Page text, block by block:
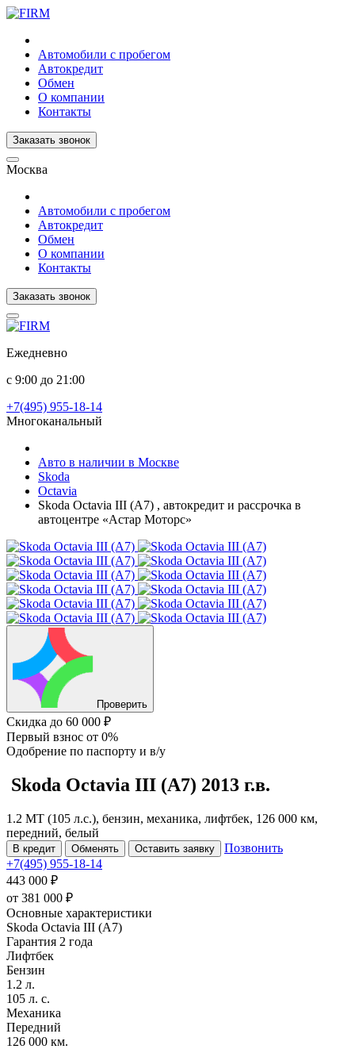
Автомобили с пробегом
Автокредит
Обмен
О компании
Контакты
Заказать звонок
Москва
Автомобили с пробегом
Автокредит
Обмен
О компании
Контакты
Заказать звонок
Ежедневно
с 9:00 до 21:00
+7(495) 955-18-14
Многоканальный
Авто в наличии в Москве
Skoda
Octavia
Skoda Octavia III (A7) , автокредит и рассрочка в
автоцентре «Астар Моторс»
Проверить
Скидка до 60 000 ₽
Первый взнос от 0%
Одобрение по паспорту и в/у
Skoda Octavia III (A7) 2013 г.в.
1.2 MT (105 л.с.), бензин, механика, лифтбек, 126 000 км,
передний, белый
В кредит Обменять Оставить заявку
Позвонить
+7(495) 955-18-14
443 000 ₽
от 381 000 ₽
Основные характеристики
Skoda Octavia III (A7)
Гарантия 2 года
Лифтбек
Бензин
1.2 л.
105 л. с.
Механика
Передний
126 000 км.